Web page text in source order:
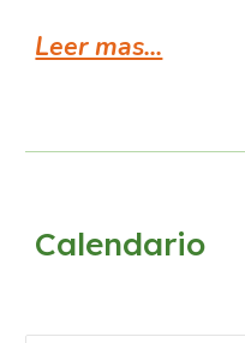
Leer mas...
Calendario